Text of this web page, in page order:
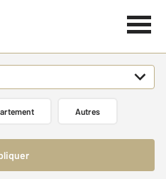
Autres